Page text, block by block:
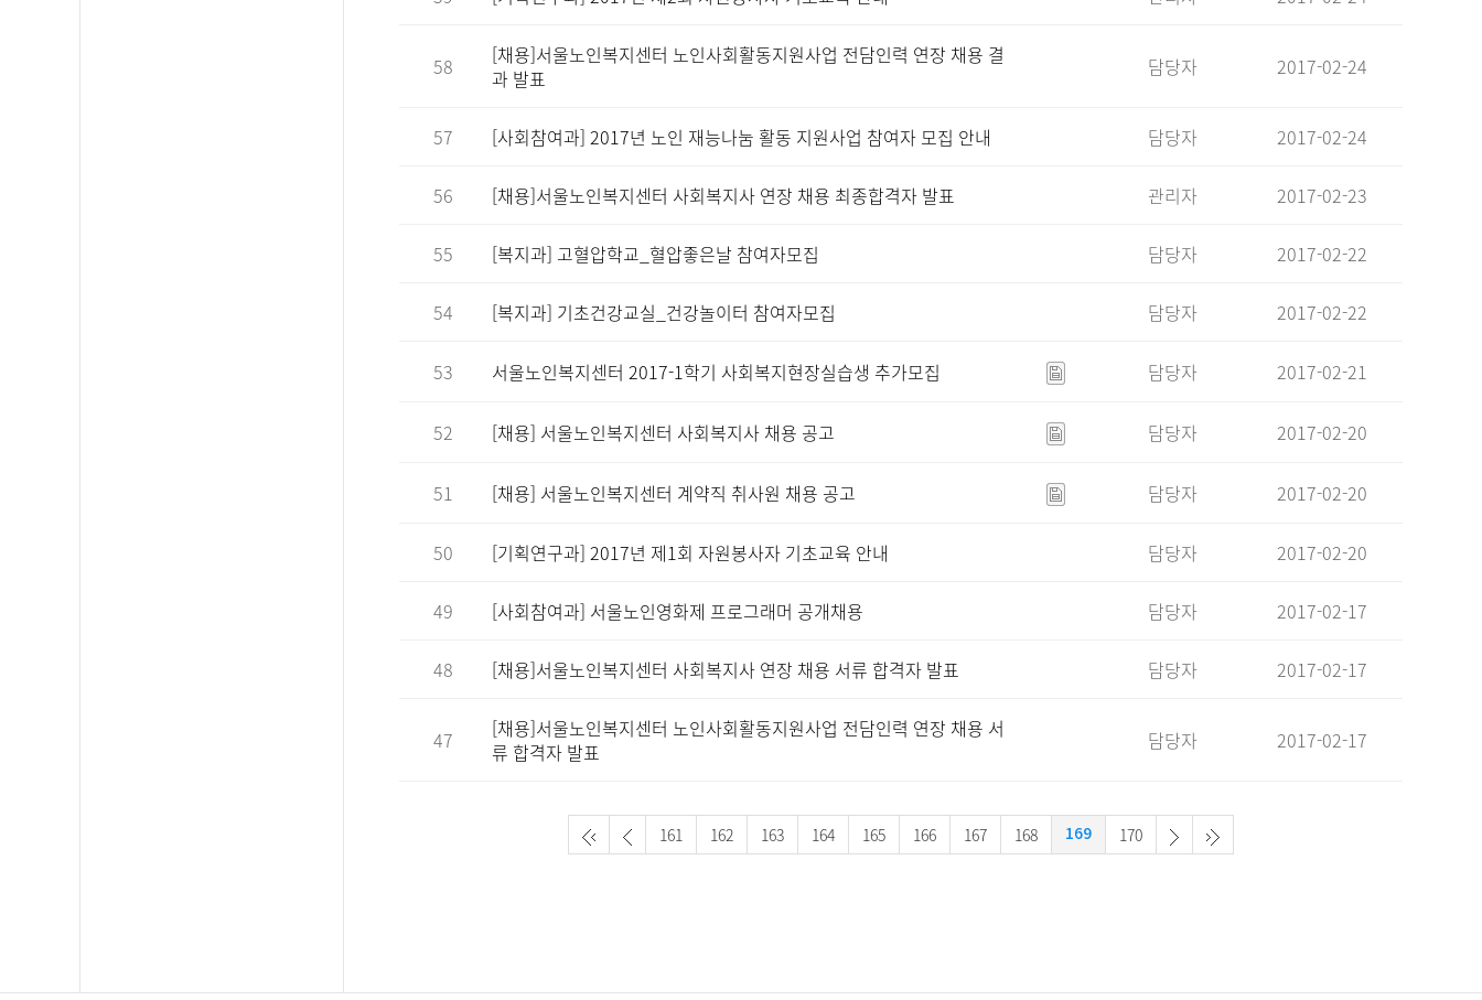
58
[채용]서울노인복지센터 노인사회활동지원사업 전담인력 연장 채용 결
과 발표
담당자 2017-02-24
57 [사회참여과] 2017년 노인 재능나눔 활동 지원사업 참여자 모집 안내 담당자 2017-02-24
56 [채용]서울노인복지센터 사회복지사 연장 채용 최종합격자 발표 관리자 2017-02-23
55 [복지과] 고혈압학교_혈압좋은날 참여자모집 담당자 2017-02-22
54 [복지과] 기초건강교실_건강놀이터 참여자모집 담당자 2017-02-22
53 서울노인복지센터 2017-1학기 사회복지현장실습생 추가모집 담당자 2017-02-21
52 [채용] 서울노인복지센터 사회복지사 채용 공고 담당자 2017-02-20
51 [채용] 서울노인복지센터 계약직 취사원 채용 공고 담당자 2017-02-20
50 [기획연구과] 2017년 제1회 자원봉사자 기초교육 안내 담당자 2017-02-20
49 [사회참여과] 서울노인영화제 프로그래머 공개채용 담당자 2017-02-17
48 [채용]서울노인복지센터 사회복지사 연장 채용 서류 합격자 발표 담당자 2017-02-17
47
[채용]서울노인복지센터 노인사회활동지원사업 전담인력 연장 채용 서
류 합격자 발표
담당자 2017-02-17
161 162 163 164 165 166 167 168 169 170